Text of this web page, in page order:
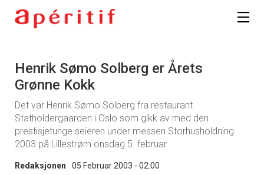
Henrik Sømo Solberg er Årets
Grønne Kokk
Det var Henrik Sømo Solberg fra restaurant
Statholdergaarden i Oslo som gikk av med den
prestisjetunge seieren under messen Storhusholdning
2003 på Lillestrøm onsdag 5. februar.
Redaksjonen 05 Februar 2003 - 02:00